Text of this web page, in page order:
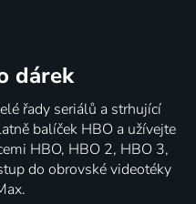
dárek
řady seriálů a strhující
balíček HBO a užívejte
HBO, HBO 2, HBO 3,
do obrovské videotéky